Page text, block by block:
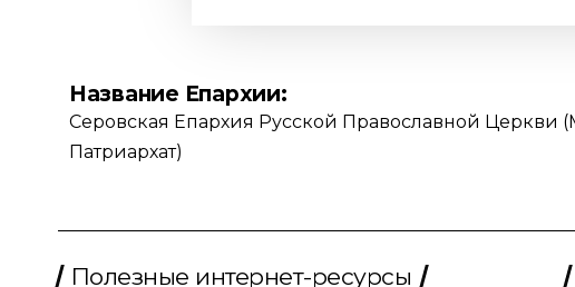
Название Епархии:
Серовская Епархия Русской Православной Церкви
Патриархат)
Полезные интернет-ресурсы